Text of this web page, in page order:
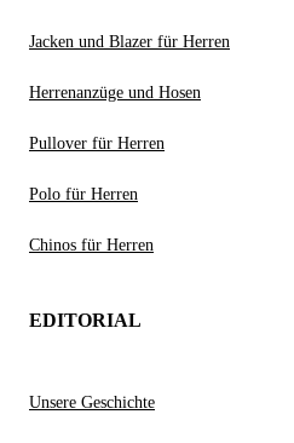
Jacken und Blazer für Herren
Herrenanzüge und Hosen
Pullover für Herren
Polo für Herren
Chinos für Herren
EDITORIAL
Unsere Geschichte